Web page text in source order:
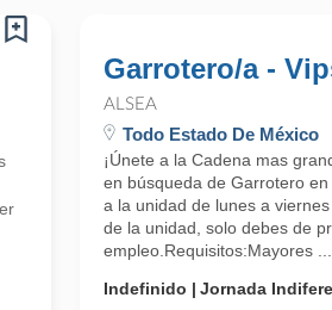
Garrotero/a -
ALSEA
Todo Estado De México
¡Únete a la Cadena mas
en búsqueda de Garrotero
a la unidad de lunes a
de la unidad, solo debes de
empleo.Requisitos:Mayores ...
Indefinido
Jornada